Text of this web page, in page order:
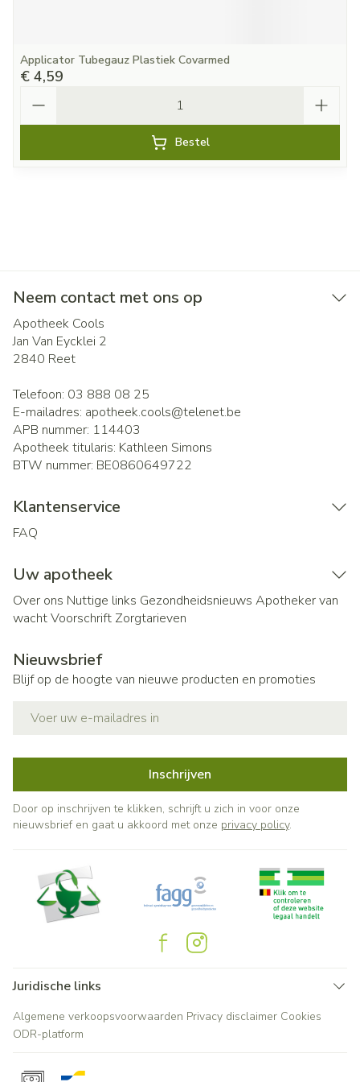
Applicator Tubegauz Plastiek Covarmed
€ 4,59
Bestel
Neem contact met ons op
Apotheek Cools
Jan Van Eycklei 2
2840 Reet
Telefoon: 03 888 08 25
E-mailadres: apotheek.cools@telenet.be
APB nummer: 114403
Apotheek titularis: Kathleen Simons
BTW nummer: BE0860649722
Klantenservice
FAQ
Uw apotheek
Over ons Nuttige links Gezondheidsnieuws Apotheker van
wachtVoorschrift Zorgtarieven
Nieuwsbrief
Blijf op de hoogte van nieuwe producten en promoties
Inschrijven
Door op inschrijven te klikken, schrijft u zich in voor onze
nieuwsbrief en gaat u akkoord met onze privacy policy.
Juridische links
Algemene verkoopsvoorwaarden Privacy disclaimer Cookies
ODR-platform